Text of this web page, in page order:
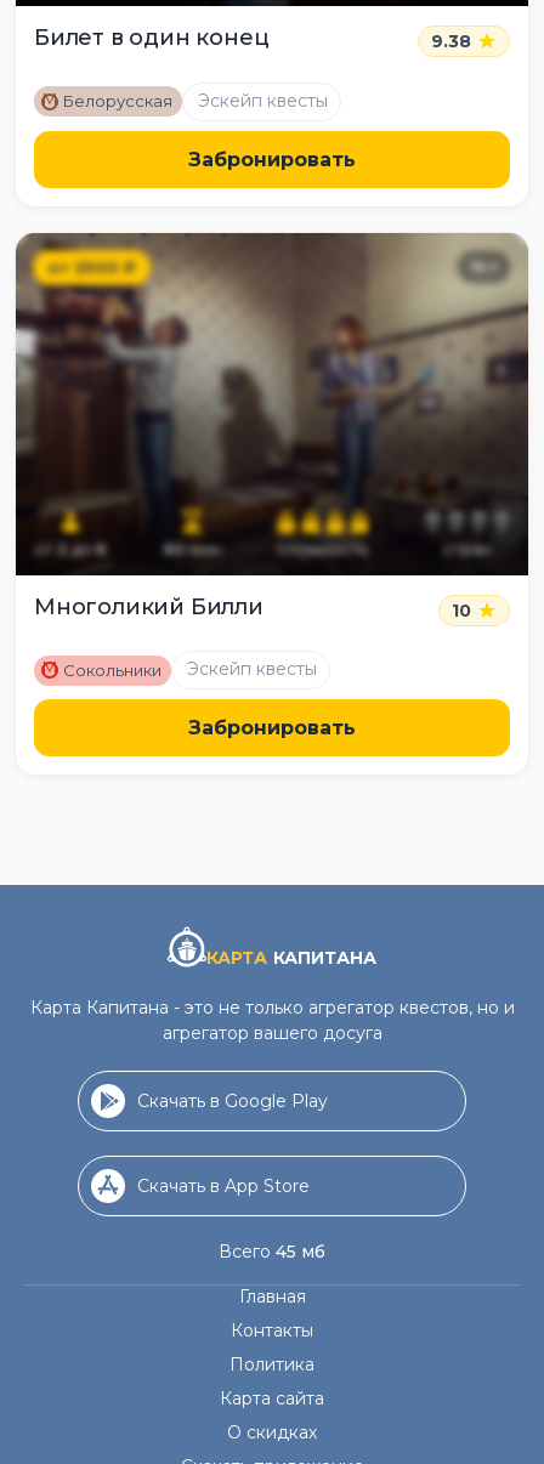
Билет в один конец 9.38
M Белорусская Эскейп квесты
Забронировать
от 2500₽ 14
от 2до6 60мин сложность страх
Многоликий Билли 10
M Сокольники Эскейп квесты
Забронировать
КАРТА КАПИТАНА
Карта Капитана - это не только агрегатор квестов, но и
агрегатор вашего досуга
Скачать в Google Play
Скачать в App Store
Всего 45 мб
Главная
Контакты
Политика
Карта сайта
О скидках